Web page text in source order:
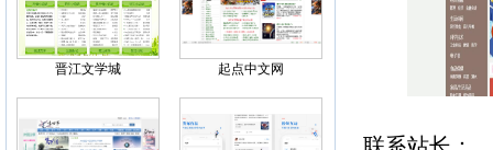
晋江文学城 起点中文网